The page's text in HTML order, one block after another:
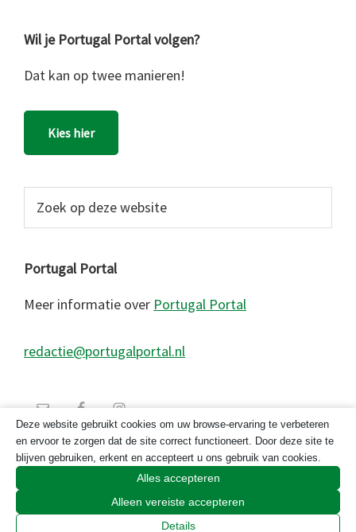
Wil je Portugal Portal volgen?
Dat kan op twee manieren!
Kies hier
website
Portugal Portal
Meer informatie over Portugal Portal
redactie@portugalportal.nl
© 2026 Copyright Portugal Portal 2023
Deze website gebruikt cookies om uw browse-ervaring te verbeteren
en ervoor te zorgen dat de site correct functioneert. Door deze site te
blijven gebruiken, erkent en accepteert u ons gebruik van cookies.
Alles accepteren
Alleen vereiste accepteren
Details